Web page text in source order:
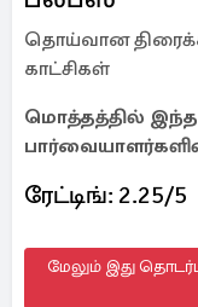
தொய்வான
காட்சிகள்
மொத்தத்தில் இந்த
ரேட்டிங்: 2.25/5
மேலும் இது